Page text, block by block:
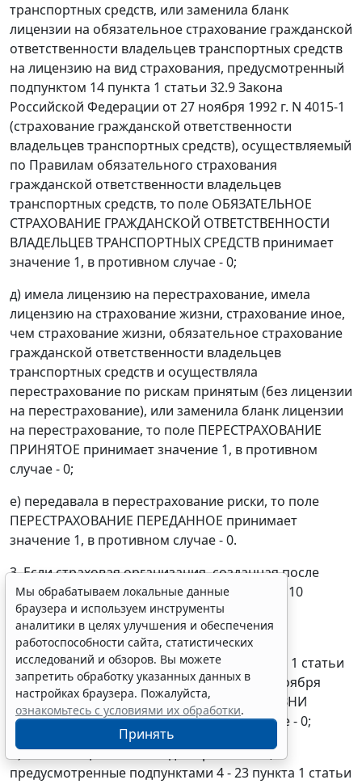
транспортных средств, или заменила бланк
лицензии на обязательное страхование гражданской
ответственности владельцев транспортных средств
на лицензию на вид страхования, предусмотренный
подпунктом 14 пункта 1 статьи 32.9 Закона
Российской Федерации от 27 ноября 1992 г. N 4015-1
(страхование гражданской ответственности
владельцев транспортных средств), осуществляемый
по Правилам обязательного страхования
гражданской ответственности владельцев
транспортных средств, то поле ОБЯЗАТЕЛЬНОЕ
СТРАХОВАНИЕ ГРАЖДАНСКОЙ ОТВЕТСТВЕННОСТИ
ВЛАДЕЛЬЦЕВ ТРАНСПОРТНЫХ СРЕДСТВ принимает
значение 1, в противном случае - 0;
д) имела лицензию на перестрахование, имела
лицензию на страхование жизни, страхование иное,
чем страхование жизни, обязательное страхование
гражданской ответственности владельцев
транспортных средств и осуществляла
перестрахование по рискам принятым (без лицензии
на перестрахование), или заменила бланк лицензии
на перестрахование, то поле ПЕРЕСТРАХОВАНИЕ
ПРИНЯТОЕ принимает значение 1, в противном
случае - 0;
е) передавала в перестрахование риски, то поле
ПЕРЕСТРАХОВАНИЕ ПЕРЕДАННОЕ принимает
значение 1, в противном случае - 0.
3. Если страховая организация, созданная после
вступления в силу Федерального закона от 10
декабря 2003 г. N 172-ФЗ:
а) имела лицензию на виды страхования,
предусмотренные подпунктами 1 - 3 пункта 1 статьи
32.9 Закона Российской Федерации от 27 ноября
1992 г. N 4015-1, то поле СТРАХОВАНИЕ ЖИЗНИ
принимает значение 1, в противном случае - 0;
б) имела лицензию на виды страхования,
предусмотренные подпунктами 4 - 23 пункта 1 статьи
Мы обрабатываем локальные данные
браузера и используем инструменты
аналитики в целях улучшения и обеспечения
работоспособности сайта, статистических
исследований и обзоров. Вы можете
запретить обработку указанных данных в
настройках браузера. Пожалуйста,
ознакомьтесь с условиями их обработки.
Принять